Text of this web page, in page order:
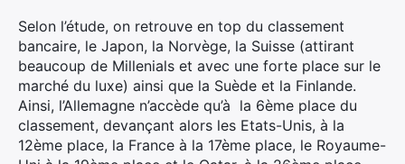
Selon l’étude, on retrouve en top du classement
bancaire, le Japon, la Norvège, la Suisse (attirant
beaucoup de Millenials et avec une forte place sur le
marché du luxe) ainsi que la Suède et la Finlande.
Ainsi, l’Allemagne n’accède qu’à la 6ème place du
classement, devançant alors les Etats-Unis, à la
12ème place, la France à la 17ème place, le Royaume-